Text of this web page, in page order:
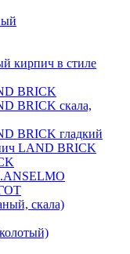
кирпич в стиле
BRICK
BRICK скала,
BRICK гладкий
LAND BRICK
скала)